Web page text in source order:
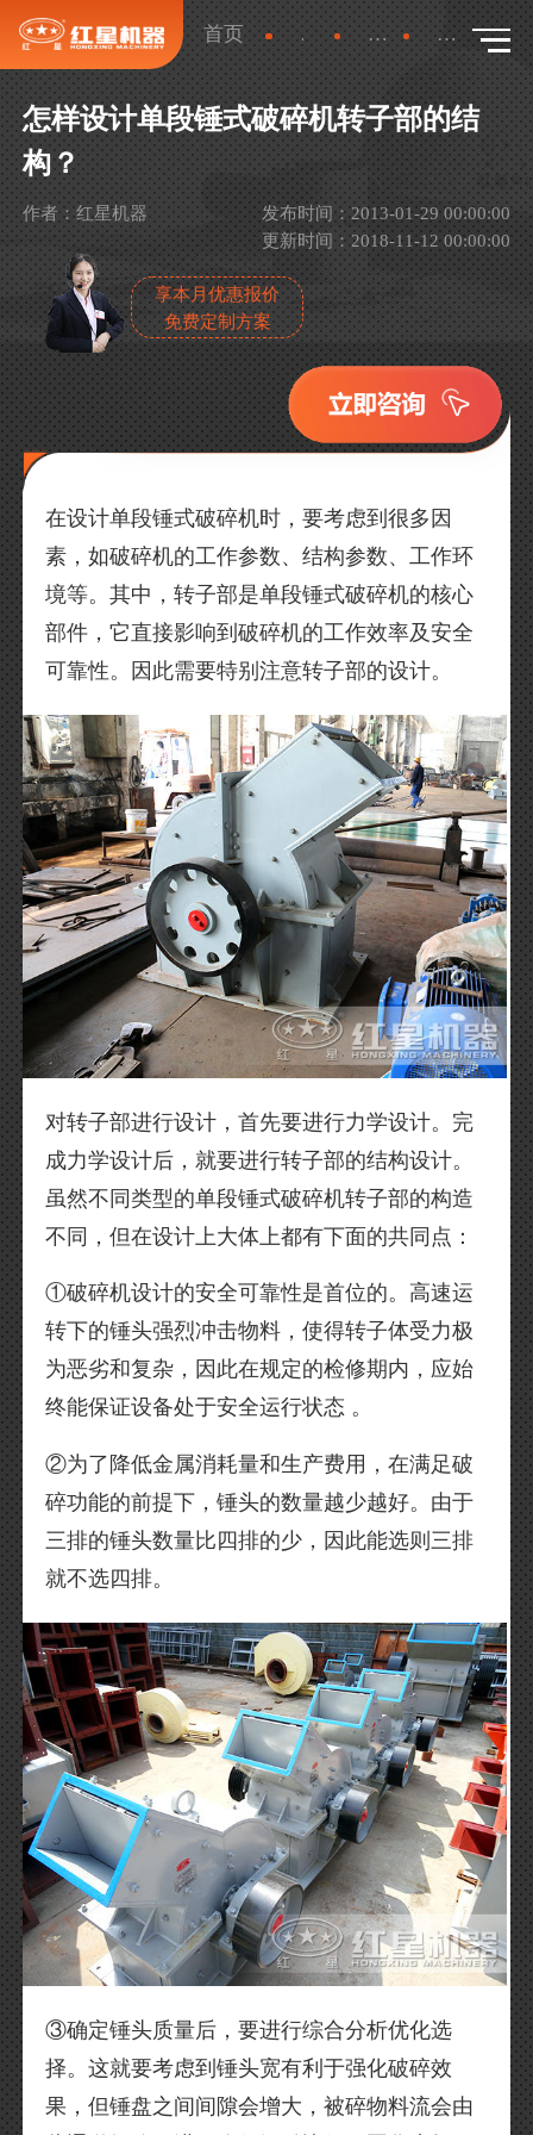
首页 新闻 产品新闻 详情
怎样设计单段锤式破碎机转子部的结
构？
作者：红星机器
发布时间：2013-01-29 00:00:00
更新时间：2018-11-12 00:00:00
享本月优惠报价
免费定制方案
在设计单段锤式破碎机时，要考虑到很多因
素，如破碎机的工作参数、结构参数、工作环
境等。其中，转子部是单段锤式破碎机的核心
部件，它直接影响到破碎机的工作效率及安全
可靠性。因此需要特别注意转子部的设计。
对转子部进行设计，首先要进行力学设计。完
成力学设计后，就要进行转子部的结构设计。
虽然不同类型的单段锤式破碎机转子部的构造
不同，但在设计上大体上都有下面的共同点：
①破碎机设计的安全可靠性是首位的。高速运
转下的锤头强烈冲击物料，使得转子体受力极
为恶劣和复杂，因此在规定的检修期内，应始
终能保证设备处于安全运行状态 。
②为了降低金属消耗量和生产费用，在满足破
碎功能的前提下，锤头的数量越少越好。由于
三排的锤头数量比四排的少，因此能选则三排
就不选四排。
③确定锤头质量后，要进行综合分析优化选
择。这就要考虑到锤头宽有利于强化破碎效
果，但锤盘之间间隙会增大，被碎物料流会由